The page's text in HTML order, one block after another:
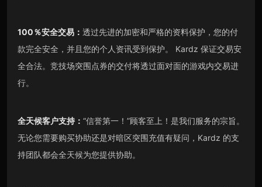
100％安全交易： 透过先进的加密和严格的资料保护，您的付
款完全安全，并且您的个人资讯受到保护。 Kardz 保证交易安
全合法。竞技场突围点券的交付将透过面对面的游戏内交易进
行。
全天候客户支持： “信誉第一！”顾客至上！是我们服务的宗旨。
无论您需要购买协助还是对暗区突围充值有疑问，Kardz 的支
持团队都会全天候为您提供协助。